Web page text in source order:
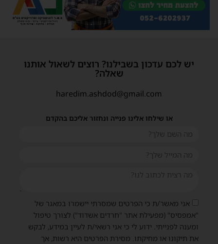
יש לכם עדכון בשבילנו? רוצים לשאול אותנו
שאלה?
haredim.ashdod@gmail.com
או שילחו אלינו פנייה ונחזור אליכם בהקדם
אני מאשר/ת כי הפרטים שמסרתי יישמרו במאגר של
"אמפסיס" (מפעילת אתר "חרדים אשדוד") לצורך טיפול
ומענה לפנייתי. ידוע לי כי אני רשאי/ת לעיין במידע, לבקש
את תיקונו או מחיקתו. מסירת הפרטים היא רשות, אך